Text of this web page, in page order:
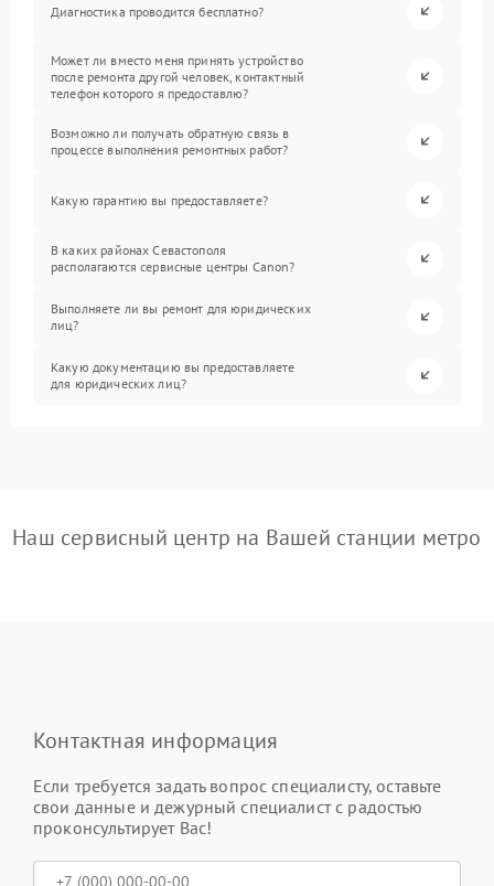
Диагностика проводится бесплатно?
Может ли вместо меня принять устройство
после ремонта другой человек, контактный
телефон которого я предоставлю?
Возможно ли получать обратную связь в
процессе выполнения ремонтных работ?
Какую гарантию вы предоставляете?
В каких районах Севастополя
располагаются сервисные центры Canon?
Выполняете ли вы ремонт для юридических
лиц?
Какую документацию вы предоставляете
для юридических лиц?
Наш сервисный центр на Вашей станции метро
Контактная информация
Если требуется задать вопрос специалисту, оставьте
свои данные и дежурный специалист с радостью
проконсультирует Вас!